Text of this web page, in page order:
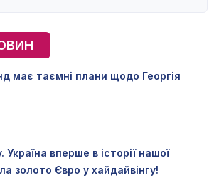
має таємні плани щодо Георгія
Україна вперше в історії нашої
золото Євро у хайдайвінгу!